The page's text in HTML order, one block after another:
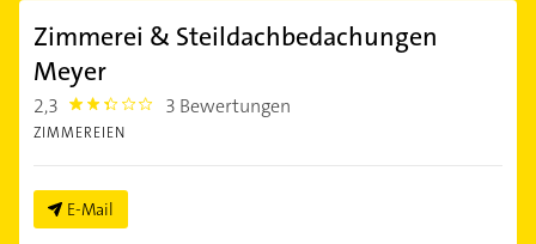
Zimmerei & Steildachbedachungen
Meyer
2,3 2.3 3 Bewertungen
ZIMMEREIEN
E-Mail